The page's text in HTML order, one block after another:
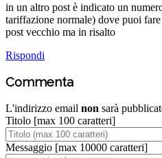
in un altro post è indicato un
tariffazione normale) dove puoi
post vecchio ma in risalto
Rispondi
Commenta
L'indirizzo email non sarà
Titolo [max 100 caratteri]
Messaggio [max 10000 caratteri]